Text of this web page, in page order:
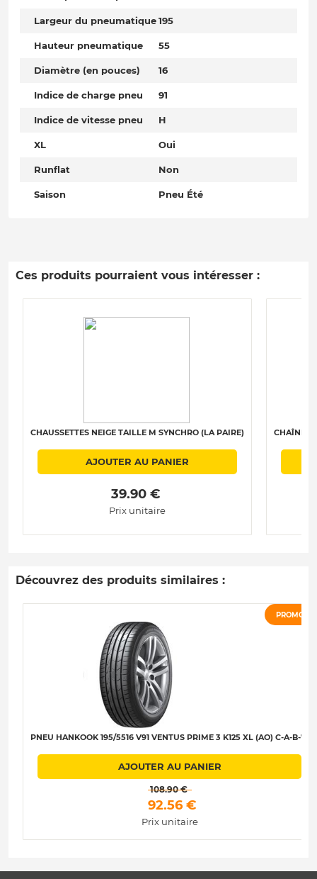
Largeur du pneumatique195
Hauteur pneumatique 55
Diamètre (en pouces) 16
Indice de charge pneu 91
Indice de vitesse pneu H
XL Oui
Runflat Non
Saison Pneu Été
Ces produits pourraient vous intéresser :
CHAUSSETTES NEIGE TAILLE M SYNCHRO (LA PAIRE)
AJOUTER AU PANIER
39.90 €
Prix unitaire
CHAÎNES
Découvrez des produits similaires :
PROMO
PNEU HANKOOK 195/5516 V91 VENTUS PRIME 3 K125 XL (AO) C-A-B-71
AJOUTER AU PANIER
108.90 €
92.56 €
Prix unitaire